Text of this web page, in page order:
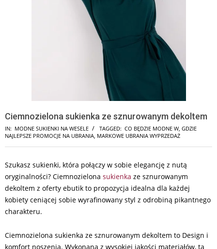
Ciemnozielona sukienka ze sznurowanym dekoltem
IN: MODNE SUKIENKI NA WESELE TAGGED: CO BĘDZIE MODNE W GDZIE
NAJLEPSZE PROMOCJE NA UBRANIA MARKOWE UBRANIA WYPRZEDAŻ
Szukasz sukienki, która połączy w sobie elegancję z nutą
oryginalności? Ciemnozielona sukienka ze sznurowanym
dekoltem z oferty ebutik to propozycja idealna dla każdej
kobiety ceniącej sobie wyrafinowany styl z odrobiną pikantnego
charakteru.
Ciemnozielona sukienka ze sznurowanym dekoltem to Design i
komfort noszenia. Wykonana z wysokiej jakości materiałów, ta